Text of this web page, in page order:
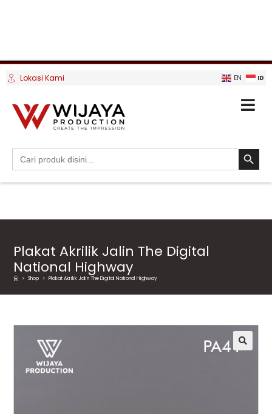
Lokasi Kami EN ID
Search
for:
SEARCH
Plakat Akrilik Jalin The Digital
National Highway
> Shop > Plakat Akrilik Jalin The Digital National Highway